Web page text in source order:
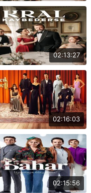
02:13:27
02:16:03
02:15:56